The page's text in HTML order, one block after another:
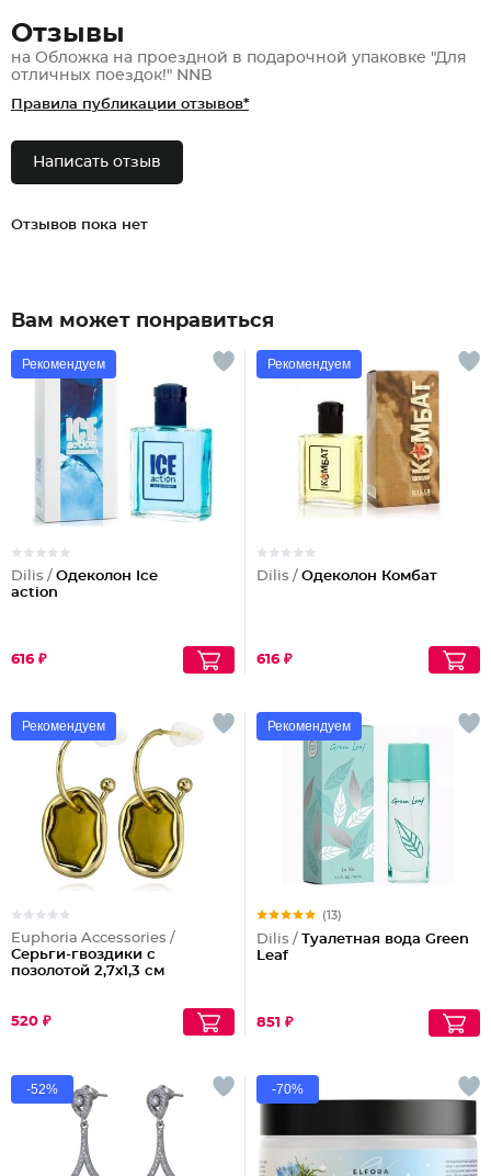
Отзывы
на Обложка на проездной в подарочной упаковке "Для
отличных поездок!" NNB
Правила публикации отзывов*
Написать отзыв
Отзывов пока нет
Вам может понравиться
Рекомендуем
Dilis / Одеколон Ice
action
616 ₽
Рекомендуем
Dilis / Одеколон Комбат
616 ₽
Рекомендуем
Euphoria Accessories /
Серьги-гвоздики с
позолотой 2,7x1,3 см
520 ₽
Рекомендуем
(13)
Dilis / Туалетная вода Green
Leaf
851 ₽
-52% -70%